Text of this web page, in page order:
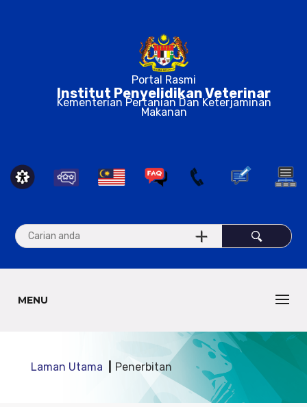
Portal Rasmi
Institut Penyelidikan Veterinar
Kementerian Pertanian Dan Keterjaminan
Makanan
MENU
Laman Utama Penerbitan